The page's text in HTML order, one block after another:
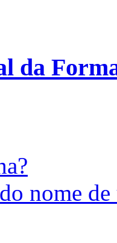
da
nome